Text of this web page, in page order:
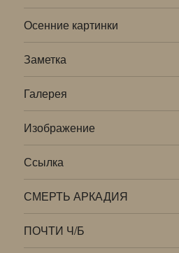
Осенние картинки
Заметка
Галерея
Изображение
Ссылка
СМЕРТЬ АРКАДИЯ
ПОЧТИ Ч/Б